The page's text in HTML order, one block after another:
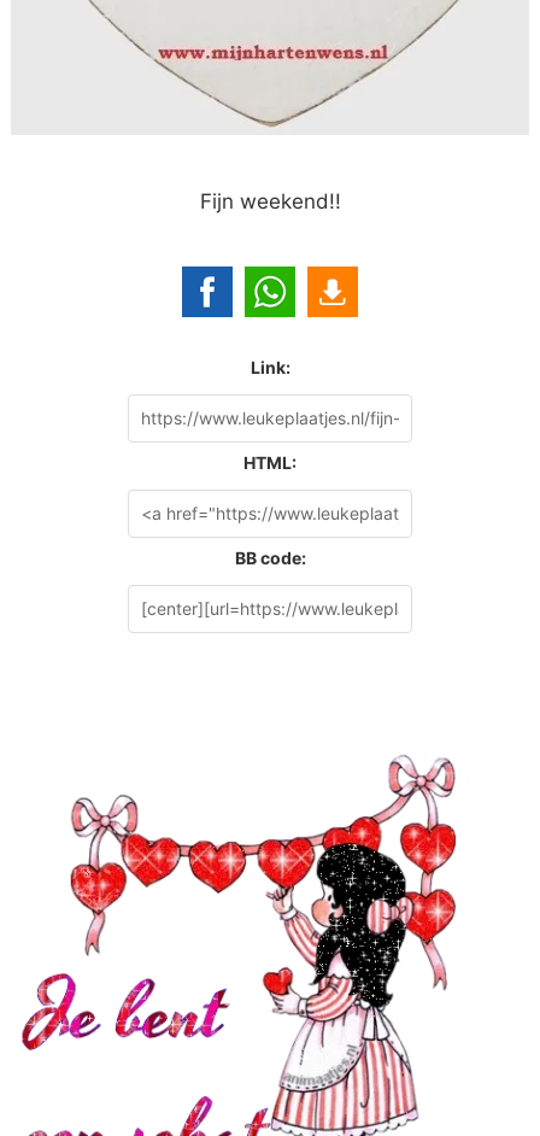
Fijn weekend!!
Link:
HTML:
BB code: